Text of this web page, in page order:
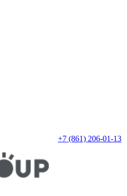
+7 (861) 206-01-13